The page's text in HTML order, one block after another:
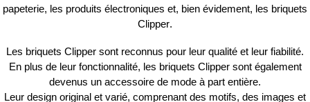
papeterie, les produits électroniques et, bien évidement, les briquets
Clipper.
Les briquets Clipper sont reconnus pour leur qualité et leur fiabilité.
En plus de leur fonctionnalité, les briquets Clippersont également
devenus un accessoire de mode à part entière.
Leur design original et varié, comprenant des motifs, des images et